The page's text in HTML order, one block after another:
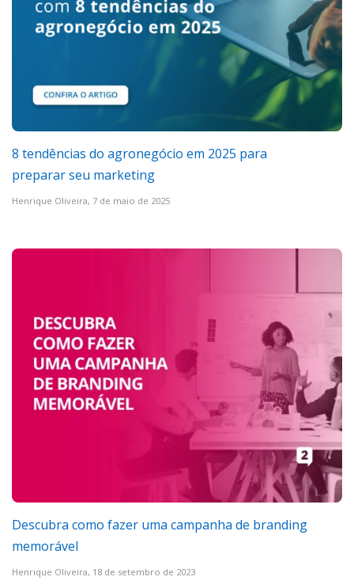
8 tendências do agronegócio em 2025 para
preparar seu marketing
Henrique Oliveira, 7 de maio de 2025
Descubra como fazer uma campanha de branding
memorável
Henrique Oliveira, 18 de setembro de 2023